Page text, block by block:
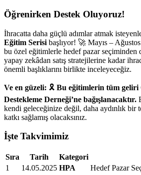
Öğrenirken Destek Oluyoruz!
İhracatta daha güçlü adımlar atmak
Eğitim Serisi başlıyor! 🚀 Mayıs –
bu özel eğitimlerle hedef pazar seçiminden
yapay zekâdan satış stratejilerine kadar
önemli başlıklarını birlikte inceleyeceğiz.
Ve en güzeli: 🎗️ Bu eğitimlerin tüm geliri
Destekleme Derneği’ne bağışlanacaktır.
kendi geleceğinize değil, daha aydınlık bir
katkı sağlamış olacaksınız.
İşte Takvimimiz
Sıra Tarih Kategori
1
14.05.2025 HPA
Hedef Pazar